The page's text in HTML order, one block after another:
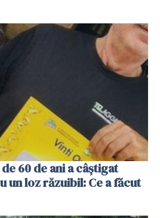
60 de ani a câștigat
un loz răzuibil: Ce a făcut